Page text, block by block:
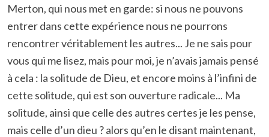
Merton, qui nous met en garde: si nous ne pouvons
entrer dans cette expérience nous ne pourrons
rencontrer véritablement les autres... Je ne sais pour
vous qui me lisez, mais pour moi, je n’avais jamais pensé
à cela : la solitude de Dieu, et encore moins à l’infini de
cette solitude, qui est son ouverture radicale... Ma
solitude, ainsi que celle des autres certes je les pense,
mais celle d’un dieu ? alors qu’en le disant maintenant,